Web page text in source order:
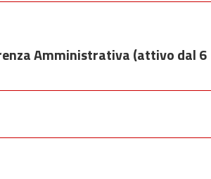
Amministrativa (attivo dal 6